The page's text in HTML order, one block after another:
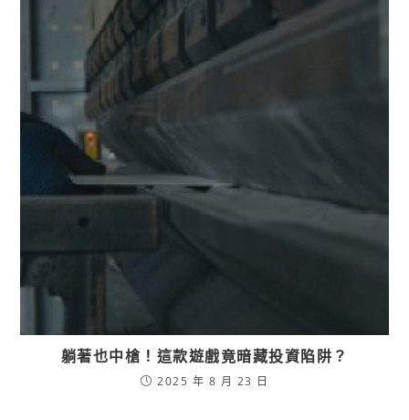
躺著也中槍！這款遊戲竟暗藏投資陷阱？
2025 年 8 月 23 日